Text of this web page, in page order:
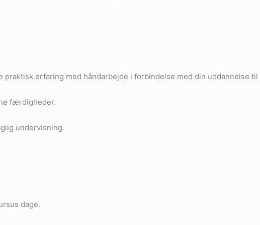
erfaring med håndarbejde i forbindelse med din uddannelse
færdigheder.
undervisning.
dage.